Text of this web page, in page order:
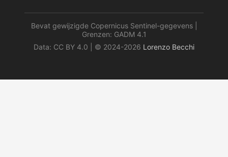
Bevat gewijzigde Copernicus Sentinel-gegevens |
Grenzen: GADM 4.1
Data: CC BY 4.0 | © 2024-2026 Lorenzo Becchi